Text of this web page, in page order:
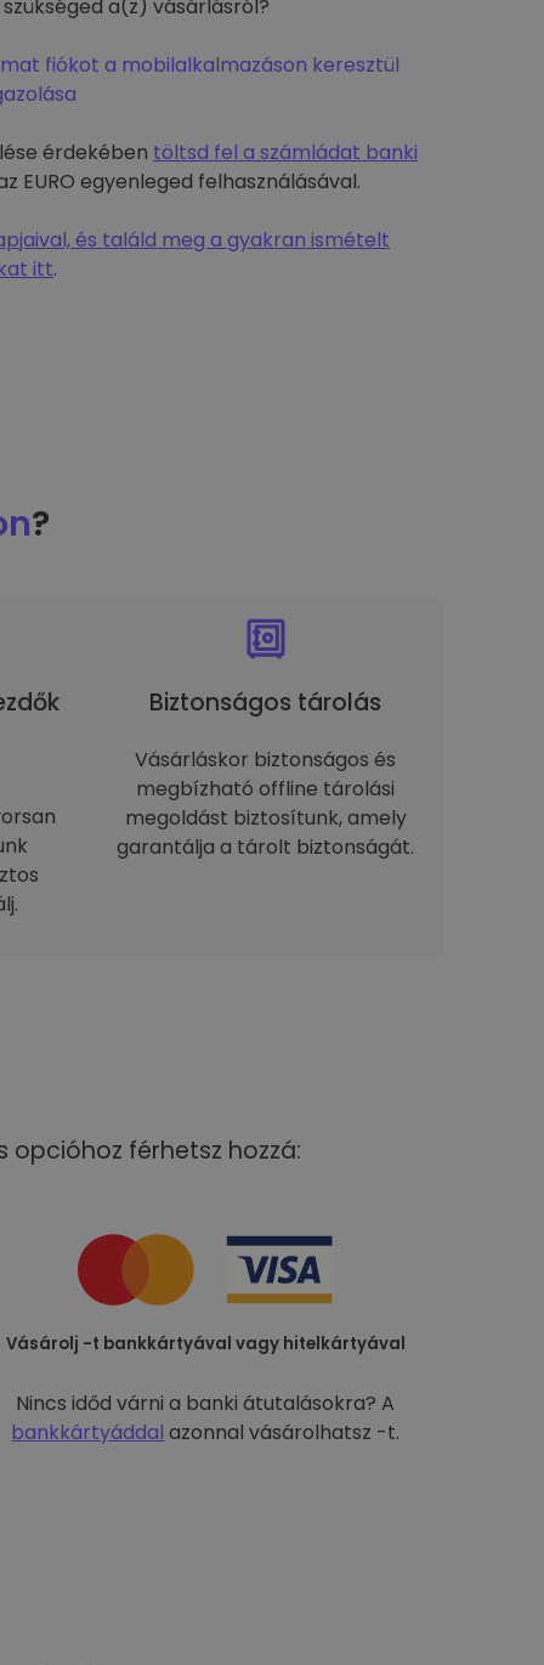
a(z) vásárlásról?
fiókot a mobilalkalmazáson keresztül
érdekében töltsd fel a számládat banki
EURO egyenleged felhasználásával.
és találd meg a gyakran ismételt
itt.
?
Biztonságos tárolás
Vásárláskor biztonságos és
megbízható offline tárolási
megoldást biztosítunk, amely
garantálja a tárolt biztonságát.
férhetsz hozzá:
Vásárolj -t bankkártyával vagy hitelkártyával
Nincs időd várni a banki átutalásokra? A
bankkártyáddal azonnal vásárolhatsz -t.